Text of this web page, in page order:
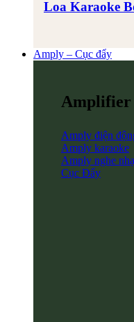
Loa Karaoke
Amply – Cục đẩy
Amplifier
Amply điện
Amply karaoke
Amply nghe
Cục Đẩy